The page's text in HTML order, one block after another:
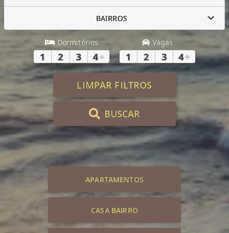
BAIRROS
Dormitórios
1 2 3 4+
Vagas
1 2 3 4+
LIMPAR FILTROS
BUSCAR
APARTAMENTOS
CASA BAIRRO